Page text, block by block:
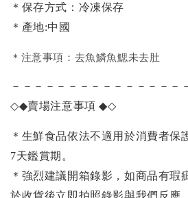
＊保存方式：冷凍保存
＊產地:中國
＊注意事項：去魚鱗魚鰓未去肚
－－－－－－－－－－－－－－－
◇◆賣場注意事項◆◇
＊生鮮食品依法不適用於消費者保
7天鑑賞期。
＊強烈建議開箱錄影，如商品有瑕
於收貨後立即拍照錄影與我們反應